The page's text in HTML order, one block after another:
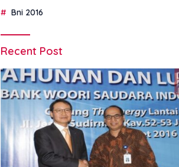
Bni 2016
Recent Post